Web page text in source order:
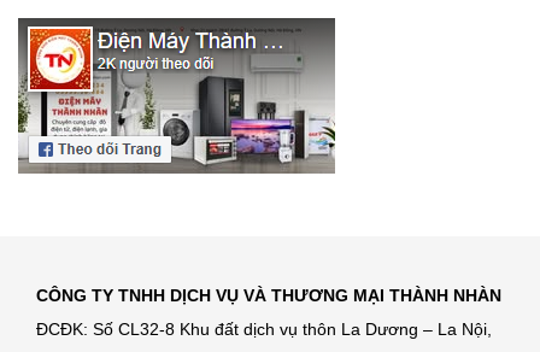
CÔNG TY TNHH DỊCH VỤ VÀ THƯƠNG MẠI THÀNH NHÀN
ĐCĐK: Số CL32-8 Khu đất dịch vụ thôn La Dương – La Nội,